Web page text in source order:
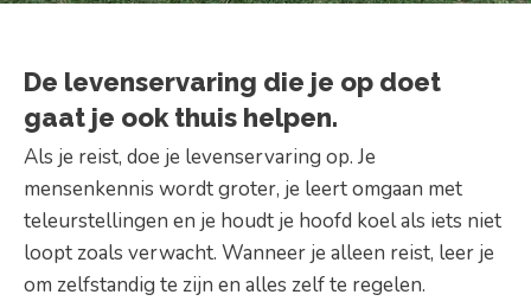
De levenservaring die je op doet
gaat je ook thuis helpen.
Als je reist, doe je levenservaring op. Je
mensenkennis wordt groter, je leert omgaan met
teleurstellingen en je houdt je hoofd koel als iets niet
loopt zoals verwacht. Wanneer je alleen reist, leer je
om zelfstandig te zijn en alles zelf te regelen.